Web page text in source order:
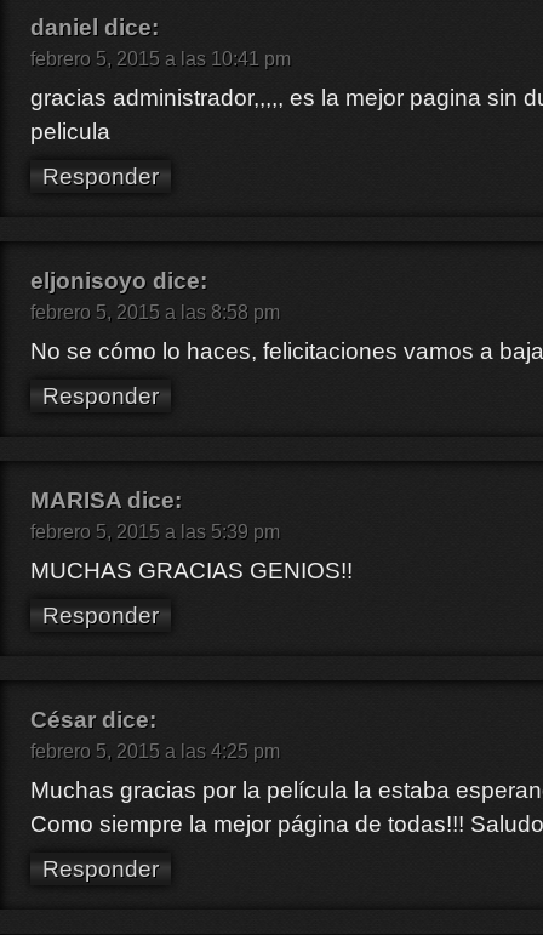
daniel dice:
febrero 5, 2015 a las 10:41 pm
gracias administrador,,,,, es la mejor pagina sin
pelicula
Responder
eljonisoyo dice:
febrero 5, 2015 a las 8:58 pm
No se cómo lo haces, felicitaciones vamos a
Responder
MARISA dice:
febrero 5, 2015 a las 5:39 pm
MUCHAS GRACIAS GENIOS!!
Responder
César dice:
febrero 5, 2015 a las 4:25 pm
Muchas gracias por la película la estaba
Como siempre la mejor página de todas!!!
Responder